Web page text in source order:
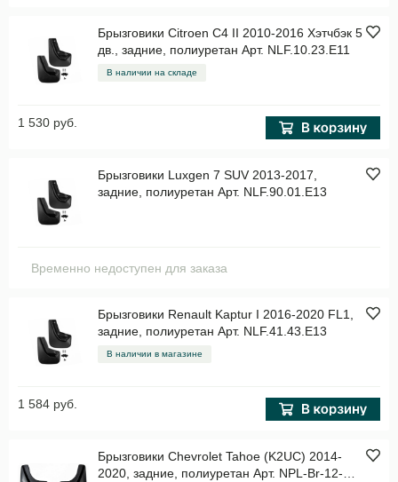
Брызговики Citroen C4 II 2010-2016 Хэтчбэк 5
дв., задние, полиуретан Арт. NLF.10.23.E11
В наличии на складе
1 530 руб.
Брызговики Luxgen 7 SUV 2013-2017,
задние, полиуретан Арт. NLF.90.01.E13
Временно недоступен для заказа
Брызговики Renault Kaptur I 2016-2020 FL1,
задние, полиуретан Арт. NLF.41.43.E13
В наличии в магазине
1 584 руб.
Брызговики Chevrolet Tahoe (K2UC) 2014-
2020, задние, полиуретан Арт. NPL-Br-12-